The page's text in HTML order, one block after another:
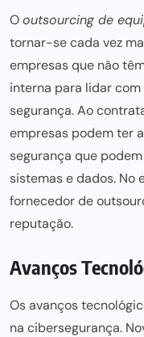
Ooutsourcing de
tornar-se cada vez
empresas que não
interna para lidar
segurança. Ao
empresas podem ter
segurança que
sistemas e dados. No
fornecedor de
reputação.
Avanços
Os avanços
na cibersegurança.